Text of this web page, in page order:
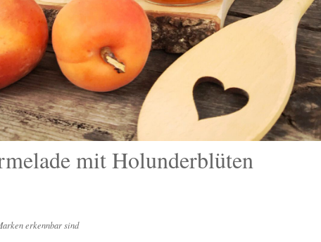
mit Holunderblüten
erkennbar sind